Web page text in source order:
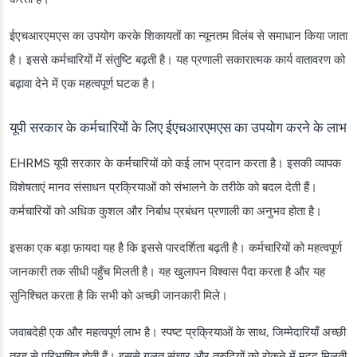
ईएचआरएमएस का उपयोग करके शिकायतों का न्यूनतम विलंब से समाधान किया जाता
है। इससे कर्मचारियों में संतुष्टि बढ़ती है। यह प्रणाली सकारात्मक कार्य वातावरण को
बढ़ावा देने में एक महत्वपूर्ण घटक है।
यूपी सरकार के कर्मचारियों के लिए ईएचआरएमएस का उपयोग करने के लाभ
EHRMS यूपी सरकार के कर्मचारियों को कई लाभ प्रदान करता है। इसकी व्यापक
विशेषताएं मानव संसाधन प्रक्रियाओं को संभालने के तरीके को बदल देती हैं।
कर्मचारियों को अधिक कुशल और निर्बाध प्रबंधन प्रणाली का अनुभव होता है।
इसका एक बड़ा फ़ायदा यह है कि इससे पारदर्शिता बढ़ती है। कर्मचारियों को महत्वपूर्ण
जानकारी तक सीधी पहुँच मिलती है। यह खुलापन विश्वास पैदा करता है और यह
सुनिश्चित करता है कि सभी को अच्छी जानकारी मिले।
जवाबदेही एक और महत्वपूर्ण लाभ है। स्पष्ट प्रक्रियाओं के साथ, जिम्मेदारियाँ अच्छी